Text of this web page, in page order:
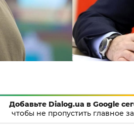
Добавьте Dialog.ua в Google
чтобы не пропустить главное